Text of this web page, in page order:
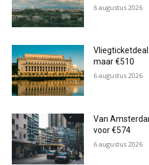
6 augustus 2026
maar €510
6 augustus 2026
Van
voor €574
6 augustus 2026